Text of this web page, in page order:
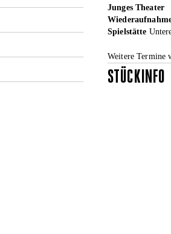
Junges Theater
Spielstätte
Weitere Termine
STÜCKINFO